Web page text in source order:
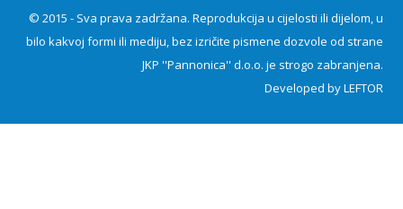
© 2015 - Sva prava zadržana. Reprodukcija u cijelosti ili dijelom, u
bilo kakvoj formi ili mediju, bez izričite pismene dozvole od strane
JKP ''Pannonica'' d.o.o. je strogo zabranjena.
Developed byLEFTOR